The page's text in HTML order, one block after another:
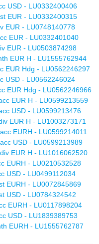
USD - LU0332400406
EUR - LU0332400315
EUR - LU0748140778
EUR - LU0332401040
EUR - LU0503874298
EUR H - LU1555762944
EUR Hdg - LU0562246297
USD - LU0562246024
EUR Hdg - LU0562246966
EUR H - LU0599213559
USD - LU0599213476
EUR H - LU1003273171
EURH - LU0599214011
USD - LU0599213989
EUR H - LU1016062520
EURH - LU0210532528
USD - LU0499112034
EURH - LU0072845869
USD - LU0784324542
EURH - LU0117898204
USD - LU1839389753
EURH - LU1555762787